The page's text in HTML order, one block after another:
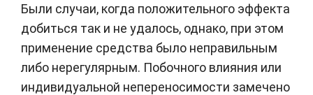
Были случаи, когда положительного эффекта
добиться так и не удалось, однако, при этом
применение средства было неправильным
либо нерегулярным. Побочного влияния или
индивидуальной непереносимости замечено